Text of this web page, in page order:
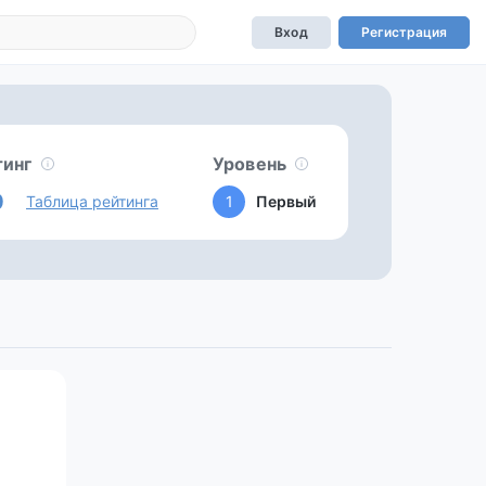
Вход Регистрация
Таблица рейтинга
Уровень
1 Первый